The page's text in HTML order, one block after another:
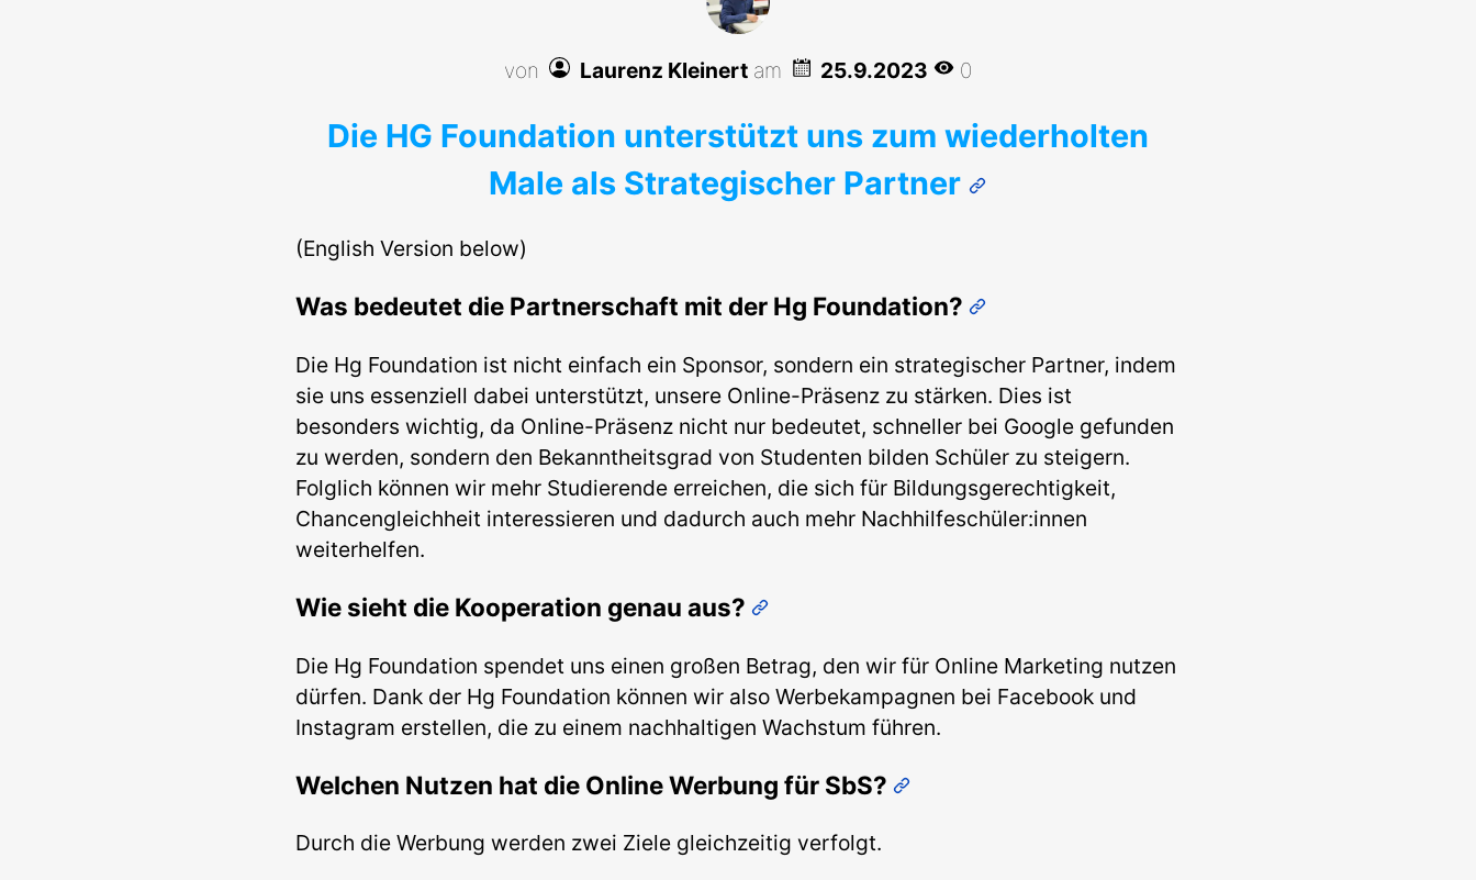
von Laurenz Kleinert am 25.9.2023 0
Die HG Foundation unterstützt uns zum wiederholten
Male als Strategischer Partner
(English Version below)
Was bedeutet die Partnerschaft mit der Hg Foundation?
Die Hg Foundation ist nicht einfach ein Sponsor, sondern ein strategischer Partner, indem
sie uns essenziell dabei unterstützt, unsere Online-Präsenz zu stärken. Dies ist
besonders wichtig, da Online-Präsenz nicht nur bedeutet, schneller bei Google gefunden
zu werden, sondern den Bekanntheitsgrad von Studenten bilden Schüler zu steigern.
Folglich können wir mehr Studierende erreichen, die sich für Bildungsgerechtigkeit,
Chancengleichheit interessieren und dadurch auch mehr Nachhilfeschüler:innen
weiterhelfen.
Wie sieht die Kooperation genau aus?
Die Hg Foundation spendet uns einen großen Betrag, den wir für Online Marketing nutzen
dürfen. Dank der Hg Foundation können wir also Werbekampagnen bei Facebook und
Instagram erstellen, die zu einem nachhaltigen Wachstum führen.
Welchen Nutzen hat die Online Werbung für SbS?
Durch die Werbung werden zwei Ziele gleichzeitig verfolgt.